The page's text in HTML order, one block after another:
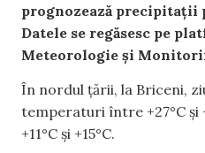
prognozează precipitații
Datele se regăsesc pe
Meteorologie și
În nordul țării, la Briceni,
temperaturi între +27°C și
+11°C și +15°C.